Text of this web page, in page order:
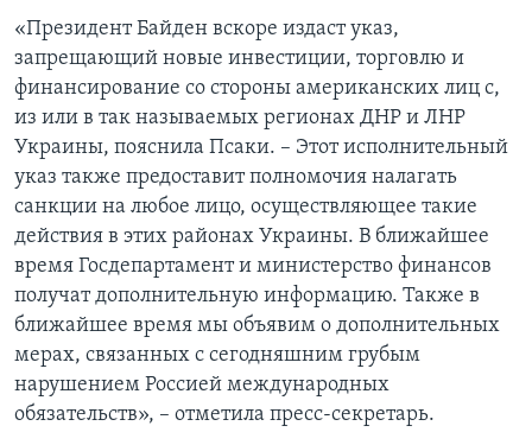
«Президент Байден вскоре издаст указ,
запрещающий новые инвестиции, торговлю и
финансирование со стороны американских лиц с,
из или в так называемых регионах ДНР и ЛНР
Украины, пояснила Псаки. – Этот исполнительный
указ также предоставит полномочия налагать
санкции на любое лицо, осуществляющее такие
действия в этих районах Украины. В ближайшее
время Госдепартамент и министерство финансов
получат дополнительную информацию. Также в
ближайшее время мы объявим о дополнительных
мерах, связанных с сегодняшним грубым
нарушением Россией международных
обязательств», – отметила пресс-секретарь.